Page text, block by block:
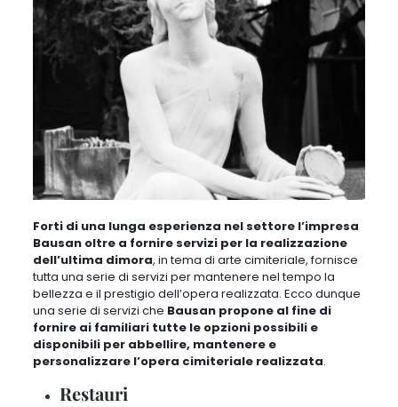
Forti di una lunga esperienza nel settore l’impresa
Bausan oltre a fornire servizi per la realizzazione
dell’ultima dimora, in tema di arte cimiteriale, fornisce
tutta una serie di servizi per mantenere nel tempo la
bellezza e il prestigio dell’opera realizzata. Ecco dunque
una serie di servizi che Bausan propone al fine di
fornire ai familiari tutte le opzioni possibili e
disponibili per abbellire, mantenere e
personalizzare l’opera cimiteriale realizzata.
Restauri